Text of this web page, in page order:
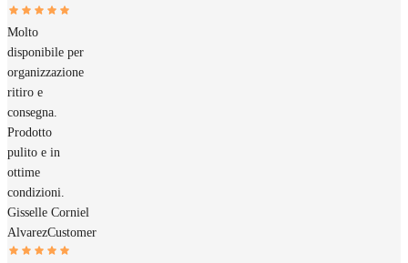
Molto
disponibile per
organizzazione
ritiro e
consegna.
Prodotto
pulito e in
ottime
condizioni.
Gisselle Corniel
AlvarezCustomer